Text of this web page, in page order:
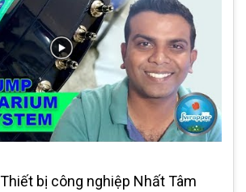
bị công nghiệp Nhất Tâm